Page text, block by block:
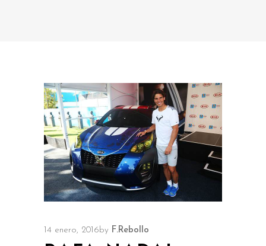
14 enero, 2016 by F.Rebollo